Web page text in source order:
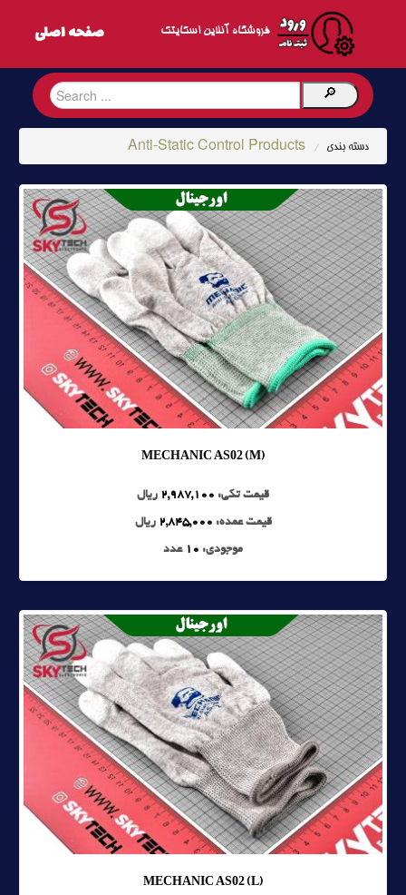
فروشگاه آنلاین اسکایتک
دسته بندی /
Anti-Static Control Products
MECHANIC AS02 (M)
قیمت تکی: 2,987,100 ریال
قیمت عمده: 2,845,000 ریال
موجودی: 10 عدد
MECHANIC AS02 (L)